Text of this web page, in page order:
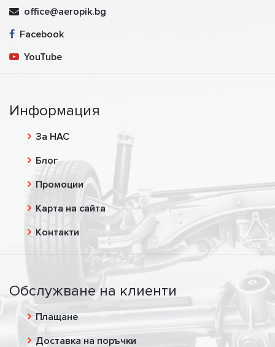
office@aeropik.bg
Facebook
YouTube
Информация
За НАС
Блог
Промоции
Карта на сайта
Контакти
Обслужване на клиенти
Плащане
Доставка на поръчки